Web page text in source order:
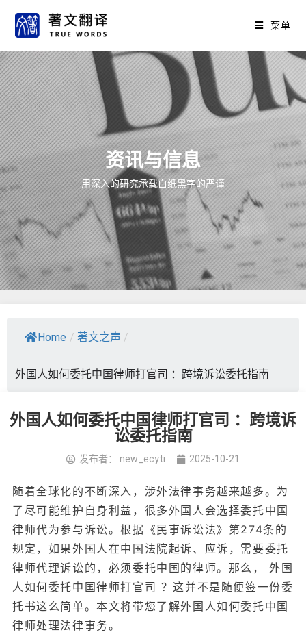
菜单
资讯与信息
用深入的研究承载白纸黑字的严谨
Home / 著文之声 /
外国人如何委托中国律师打官司 ：跨境诉讼委托指南
外国人如何委托中国律师打官司 ：跨境诉
讼委托指南
发布者： new_ecyti 2025-10-21
随着全球化的不断深入，涉外法律事务越来越多。为
了尽可能维护自身利益，很多外国人会选择委托中国
律师代为参与诉讼。根据《民事诉讼法》第274条的
规定，如果外国人在中国法院起诉、应诉，需要委托
律师代理诉讼的，必须委托中国的律师。那么， 外国
人如何委托中国律师打官司 ？这并不是随便签一份委
托书这么简单。本文将带您了解外国人如何委托中国
律师处理法律事务。